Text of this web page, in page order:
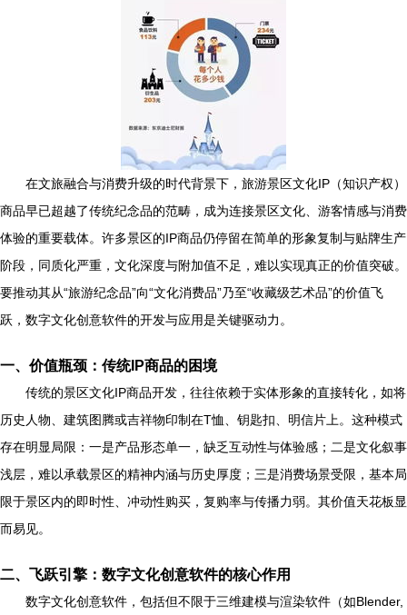
在文旅融合与消费升级的时代背景下，旅游景区文化IP（知识产权）
商品早已超越了传统纪念品的范畴，成为连接景区文化、游客情感与消费
体验的重要载体。许多景区的IP商品仍停留在简单的形象复制与贴牌生产
阶段，同质化严重，文化深度与附加值不足，难以实现真正的价值突破。
要推动其从“旅游纪念品”向“文化消费品”乃至“收藏级艺术品”的价值飞
跃，数字文化创意软件的开发与应用是关键驱动力。
一、价值瓶颈：传统IP商品的困境
传统的景区文化IP商品开发，往往依赖于实体形象的直接转化，如将
历史人物、建筑图腾或吉祥物印制在T恤、钥匙扣、明信片上。这种模式
存在明显局限：一是产品形态单一，缺乏互动性与体验感；二是文化叙事
浅层，难以承载景区的精神内涵与历史厚度；三是消费场景受限，基本局
限于景区内的即时性、冲动性购买，复购率与传播力弱。其价值天花板显
而易见。
二、飞跃引擎：数字文化创意软件的核心作用
数字文化创意软件，包括但不限于三维建模与渲染软件（如Blender,